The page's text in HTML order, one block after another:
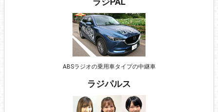
ABSラジオの乗用車タイプの中継車
ラジパルス